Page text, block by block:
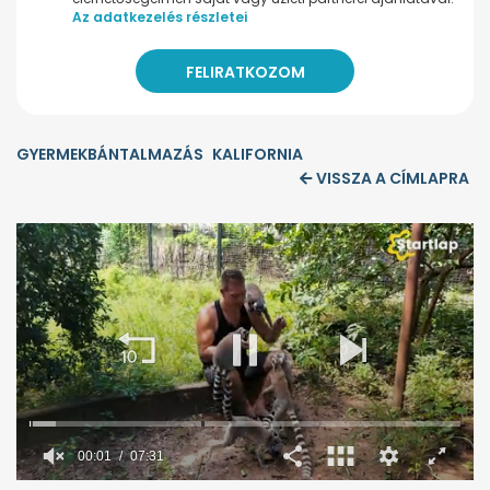
Az adatkezelés részletei
GYERMEKBÁNTALMAZÁS KALIFORNIA
VISSZA A CÍMLAPRA
00:02 07:31